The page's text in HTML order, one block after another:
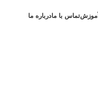
آموزشتماس با مادرباره ما